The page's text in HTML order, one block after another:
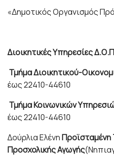
«Δημοτικός Οργανισμός
Διοικητικές Υπηρεσίες
ΤμήμαΔιοικητικού-
έως 22410-44610
ΤμήμαΚοινωνικών
έως 22410-44610
Δούρλια ΕλένηΠροϊσταμένη
Προσχολικής Αγωγής